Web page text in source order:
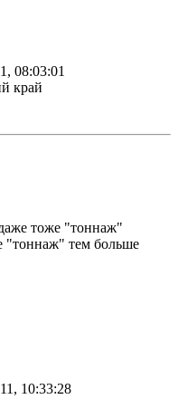
08:03:01
край
тоже "тоннаж"
"тоннаж" тем больше
10:33:28